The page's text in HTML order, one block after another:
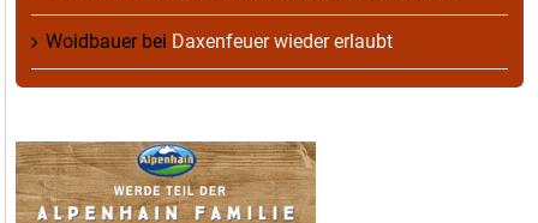
Woidbauerbei Daxenfeuer wieder erlaubt